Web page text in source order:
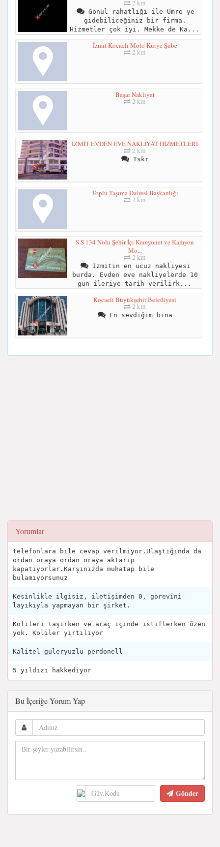
2 km
Gönül rahatlığı ile Umre ye
gidebiliceğiniz bir firma.
Hizmetler çok iyi. Mekke de Ka...
İzmit Kocaeli Moto Kurye Şube
2 km
Başar Nakliyat
2 km
İZMİT EVDEN EVE NAKLİYAT HİZMETLERİ
2 km
Tskr
Toplu Taşıma Dairesi Başkanlığı
2 km
S.S 134 Nolu Şehir İçi Kamyonet ve Kamyon
Mo...
2 km
Izmitin en ucuz nakliyesi
burda. Evden eve nakliyelerde 10
gun ileriye tarih verilirk...
Kocaeli Büyükşehir Belediyesi
2 km
En sevdiğim bina
Yorumlar
telefonlara bile cevap verilmiyor.Ulaştığında da
ordan oraya ordan oraya aktarıp
kapatıyorlar.Karşınızda muhatap bile
bulamıyorsunuz
Kesinlikle ilgisiz, iletişimden 0, görevini
layıkıyla yapmayan bir şirket.
Kolileri taşırken ve araç içinde istiflerken özen
yok. Koliler yırtılıyor
Kalitel guleryuzlu perdonell
5 yıldızı hakkediyor
Bu İçeriğe Yorum Yap
Gönder